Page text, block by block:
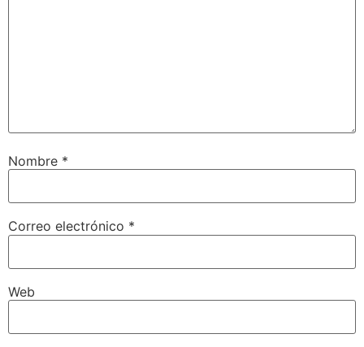
Nombre *
Correo electrónico *
Web